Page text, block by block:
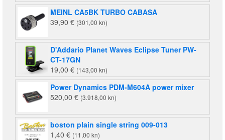
MEINL CA5BK TURBO CABASA
39,90 € (301,00 kn)
D'Addario Planet Waves Eclipse Tuner PW-
CT-17GN
19,00 € (143,00 kn)
Power Dynamics PDM-M604A power mixer
520,00 € (3.918,00 kn)
boston plain single string 009-013
1,40 € (11,00 kn)